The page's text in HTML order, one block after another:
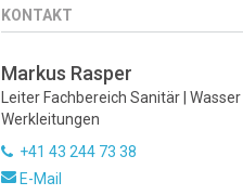
KONTAKT
Markus Rasper
Leiter Fachbereich Sanitär | Wasser
Werkleitungen
+41 43 244 73 38
E-Mail